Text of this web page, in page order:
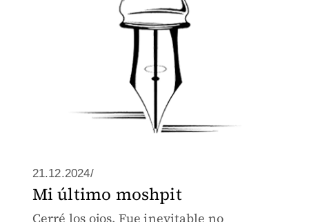
21.12.2024/
Mi último moshpit
Cerré los ojos. Fue inevitable no